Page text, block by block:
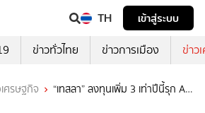
TH
เข้าสู่ระบบ
ข่าวทั่วไทย ข่าวการเมือง ข่าว
ศรษฐกิจ
“เทสลา” ลงทุนเพิ่ม 3 เท่าปีนี้รุก AI-